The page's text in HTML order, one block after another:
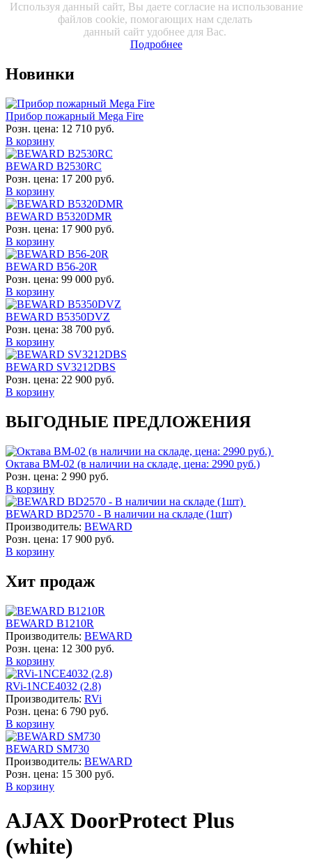
Используя данный сайт, Вы даете согласие на использование
файлов cookie, помогающих нам сделать
данный сайт удобнее для Вас.
Подробнее
Новинки
Прибор пожарный Mega Fire
Розн. цена: 12 710 руб.
В корзину
BEWARD B2530RC
Розн. цена: 17 200 руб.
В корзину
BEWARD B5320DMR
Розн. цена: 17 900 руб.
В корзину
BEWARD B56-20R
Розн. цена: 99 000 руб.
В корзину
BEWARD B5350DVZ
Розн. цена: 38 700 руб.
В корзину
BEWARD SV3212DBS
Розн. цена: 22 900 руб.
В корзину
ВЫГОДНЫЕ ПРЕДЛОЖЕНИЯ
Октава ВМ-02 (в наличии на складе, цена: 2990 руб.)
Розн. цена: 2 990 руб.
В корзину
BEWARD BD2570 - В наличии на складе (1шт)
Производитель: BEWARD
Розн. цена: 17 900 руб.
В корзину
Хит продаж
BEWARD B1210R
Производитель: BEWARD
Розн. цена: 12 300 руб.
В корзину
RVi-1NCE4032 (2.8)
Производитель: RVi
Розн. цена: 6 790 руб.
В корзину
BEWARD SM730
Производитель: BEWARD
Розн. цена: 15 300 руб.
В корзину
AJAX DoorProtect Plus
(white)